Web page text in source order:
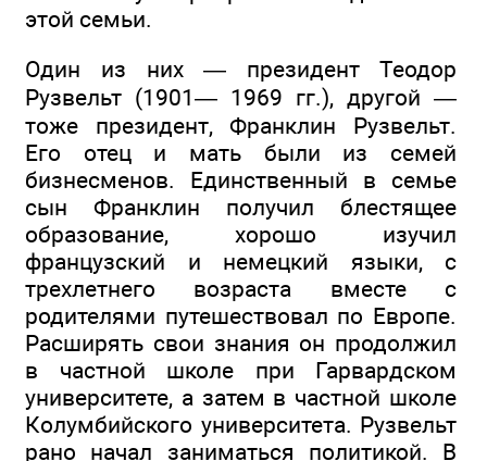
этой семьи.
Один из них — президент Теодор
Рузвельт (1901— 1969 гг.), другой —
тоже президент, Франклин Рузвельт.
Его отец и мать были из семей
бизнесменов. Единственный в семье
сын Франклин получил блестящее
образование, хорошо изучил
французский и немецкий языки, с
трехлетнего возраста вместе с
родителями путешествовал по Европе.
Расширять свои знания он продолжил
в частной школе при Гарвардском
университете, а затем в частной школе
Колумбийского университета. Рузвельт
рано начал заниматься политикой. В